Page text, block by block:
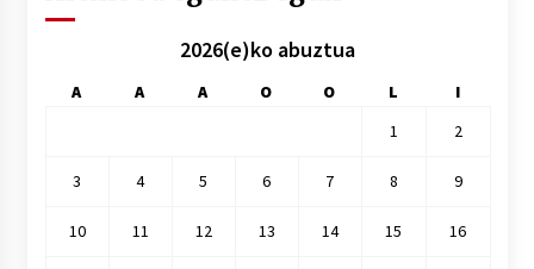
2026(e)ko abuztua
A A A O O L
I
1
2
3 4 5 6 7 8 9
10 11 12 13 14 15 16